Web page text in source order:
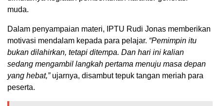
muda.
Dalam penyampaian materi, IPTU Rudi Jonas memberikan
motivasi mendalam kepada para pelajar. “Pemimpin itu
bukan dilahirkan, tetapi ditempa. Dan hari ini kalian
sedang mengambil langkah pertama menuju masa depan
yang hebat,”ujarnya, disambut tepuk tangan meriah para
peserta.